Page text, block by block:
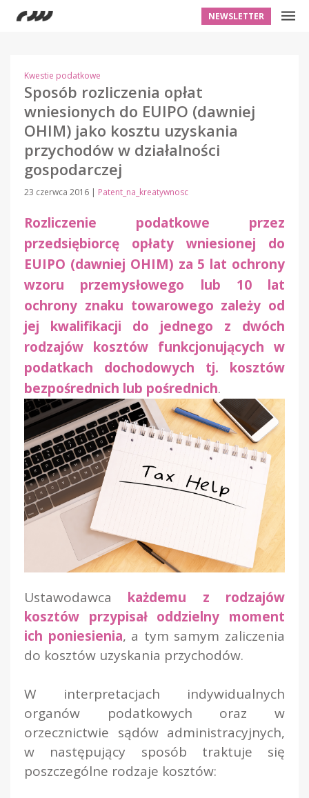
NEWSLETTER
Kwestie podatkowe
Sposób rozliczenia opłat
wniesionych do EUIPO (dawniej
OHIM) jako kosztu uzyskania
przychodów w działalności
gospodarczej
23 czerwca 2016 | Patent_na_kreatywnosc
Rozliczenie podatkowe przez
przedsiębiorcę opłaty wniesionej do
EUIPO (dawniej OHIM) za 5 lat ochrony
wzoru przemysłowego lub 10 lat
ochrony znaku towarowego zależy od
jej kwalifikacji do jednego z dwóch
rodzajów kosztów funkcjonujących w
podatkach dochodowych tj. kosztów
bezpośrednich lub pośrednich.
Ustawodawca każdemu z rodzajów
kosztów przypisał oddzielny moment
ich poniesienia, a tym samym zaliczenia
do kosztów uzyskania przychodów.
W interpretacjach indywidualnych
organów podatkowych oraz w
orzecznictwie sądów administracyjnych,
w następujący sposób traktuje się
poszczególne rodzaje kosztów: